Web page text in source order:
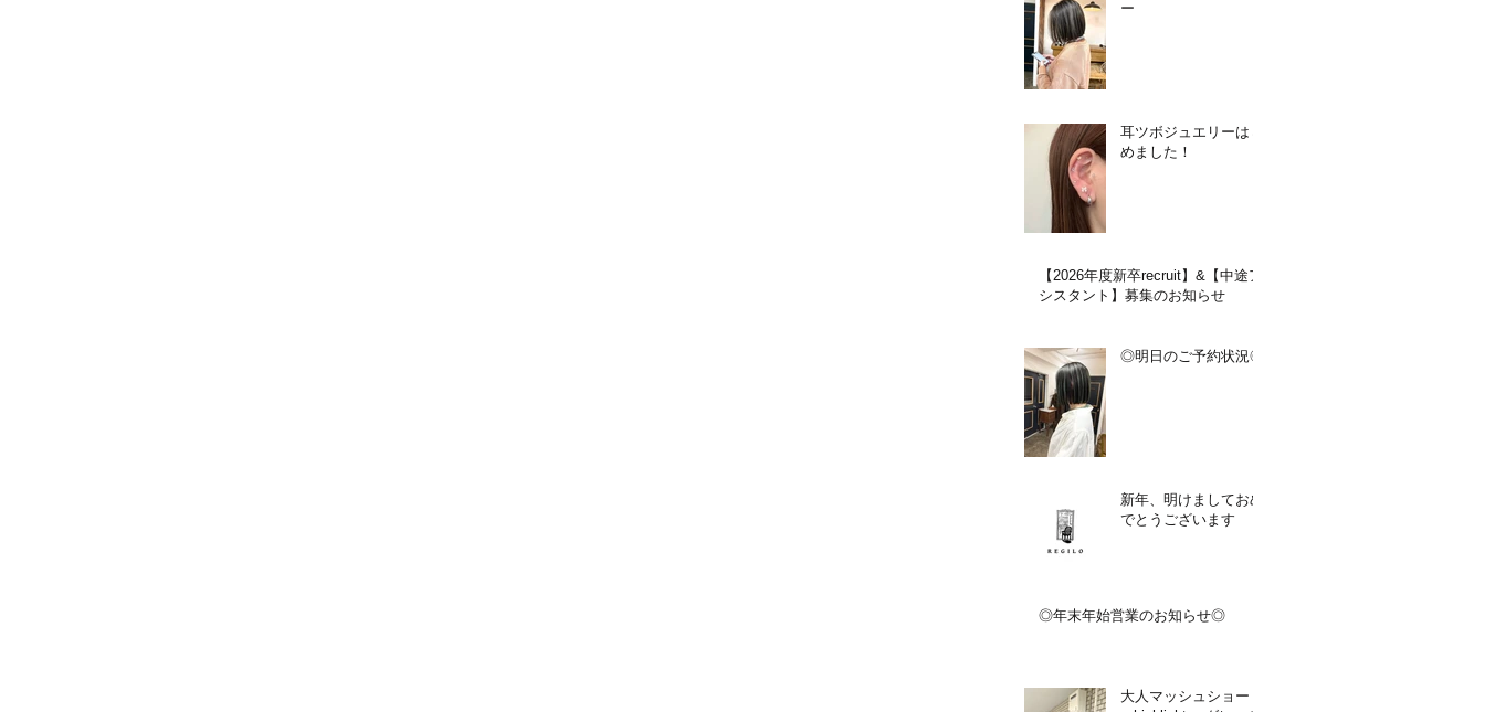
ー
耳ツボジュエリーはじ
めました！
【2026年度新卒recruit】&【中途ア
シスタント】募集のお知らせ
◎明日のご予約状況◎
新年、明けましておめ
でとうございます
◎年末年始営業のお知らせ◎
大人マッシュショート